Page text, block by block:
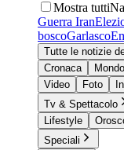
Mostra tutti
Guerra Iran
boscoGarlasco
Tutte le notizie
Cronaca
Mondo
Video
Foto
Tv & Spettacolo
Lifestyle
Speciali